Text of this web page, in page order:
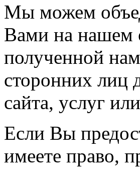
Мы можем
Вами на нашем
полученной
сторонних лиц
сайта, услуг
Если Вы
имеете право,